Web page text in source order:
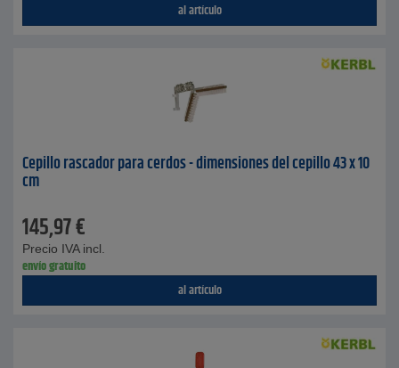
al artículo
Cepillo rascador para cerdos - dimensiones del cepillo 43 x 10
cm
145,97€
Precio IVA incl.
envío gratuito
al artículo